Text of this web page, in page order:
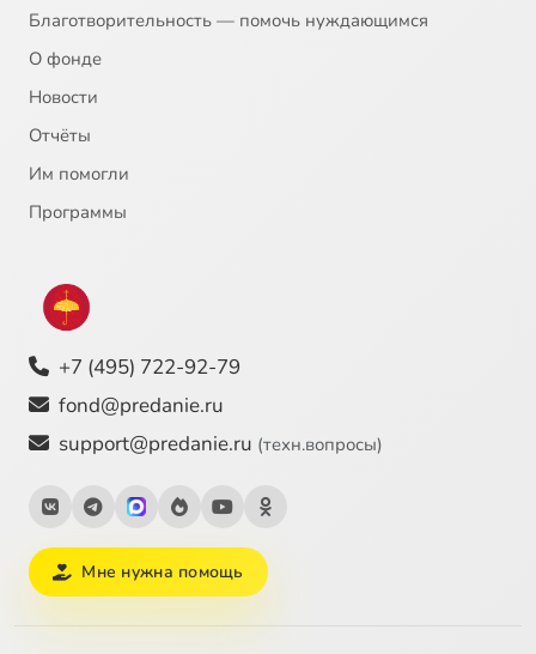
Благотворительность — помочь нуждающимся
О фонде
Новости
Отчёты
Им помогли
Программы
+7 (495) 722-92-79
fond@predanie.ru
support@predanie.ru (техн.вопросы)
Мне нужна помощь